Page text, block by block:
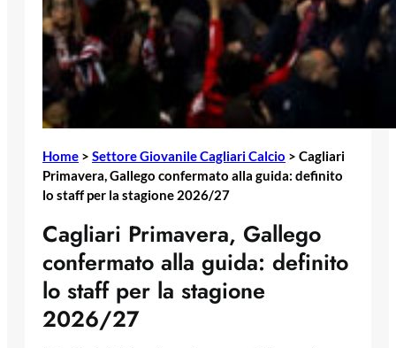
Home > Settore Giovanile Cagliari Calcio > Cagliari
Primavera, Gallego confermato alla guida: definito
lo staff per la stagione 2026/27
Cagliari Primavera, Gallego
confermato alla guida: definito
lo staff per la stagione
2026/27